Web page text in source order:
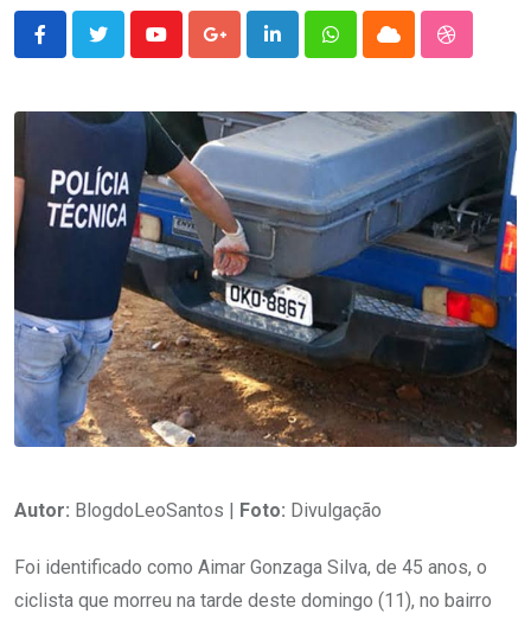
YoutubeGoogle+LinkedInWhatsappCloud
Autor: BlogdoLeoSantos | Foto: Divulgação
Foi identificado como Aimar Gonzaga Silva, de 45 anos, o
ciclista que morreu na tarde deste domingo (11), no bairro